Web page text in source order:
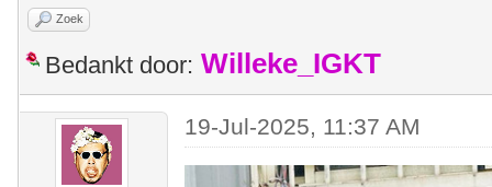
Zoek
Bedankt door: Willeke_IGKT
19-Jul-2025, 11:37 AM